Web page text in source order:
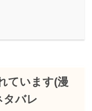
ています(漫
タバレ